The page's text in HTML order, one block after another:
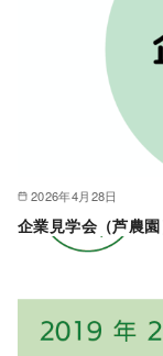
2026年4月28日
企業見学会（芦農園